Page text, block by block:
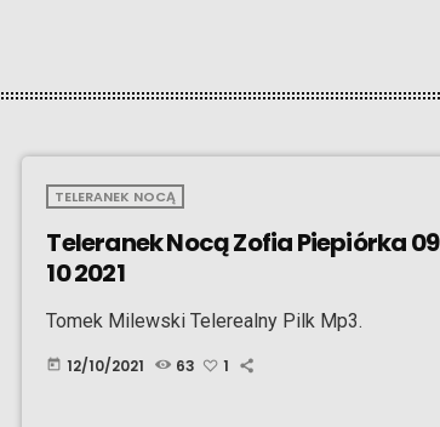
TELERANEK NOCĄ
Teleranek Nocą Zofia Piepiórka 09
10 2021
Tomek Milewski Telerealny Pilk Mp3.
today 12/10/2021 63 1